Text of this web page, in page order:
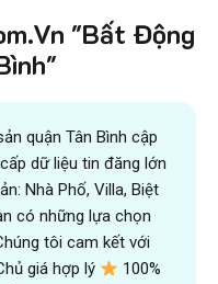
"Bất Động
quận Tân Bình cập
dữ liệu tin đăng lớn
Nhà Phố, Villa, Biệt
có những lựa chọn
tôi cam kết với
giá hợp lý
100%